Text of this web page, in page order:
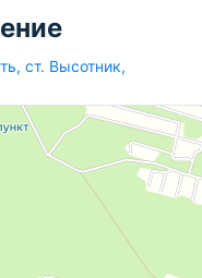
туи, ели, кусты
Звоните,
эту дачу.
, ст. Высотник,